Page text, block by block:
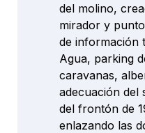
del molino,
mirador y punto
de información
Agua, parking
caravanas,
adecuación del
del frontón de
enlazando las